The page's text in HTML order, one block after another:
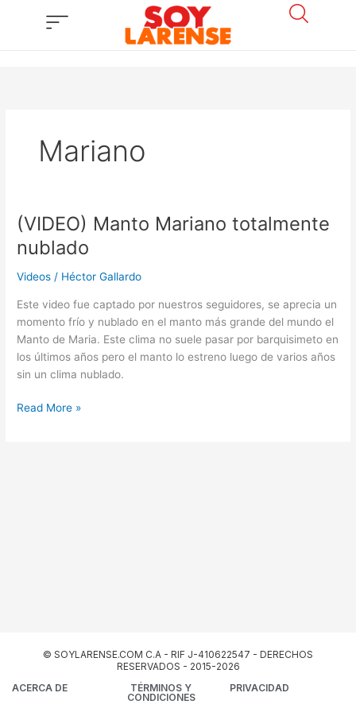
Mariano
(VIDEO) Manto Mariano totalmente
nublado
Videos / Héctor Gallardo
Este video fue captado por nuestros seguidores, se aprecia un
momento frío y nublado en el manto más grande del mundo el
Manto de Maria. Este clima no suele pasar por barquisimeto en
los últimos años pero el manto lo estreno luego de varios años
sin un clima nublado.
(VIDEO)
Manto
Mariano
totalmente
Read More »
© SOYLARENSE.COM C.A - RIF J-410622547 - DERECHOS
RESERVADOS - 2015-2026
ACERCA DE
TÉRMINOS Y
CONDICIONES
PRIVACIDAD